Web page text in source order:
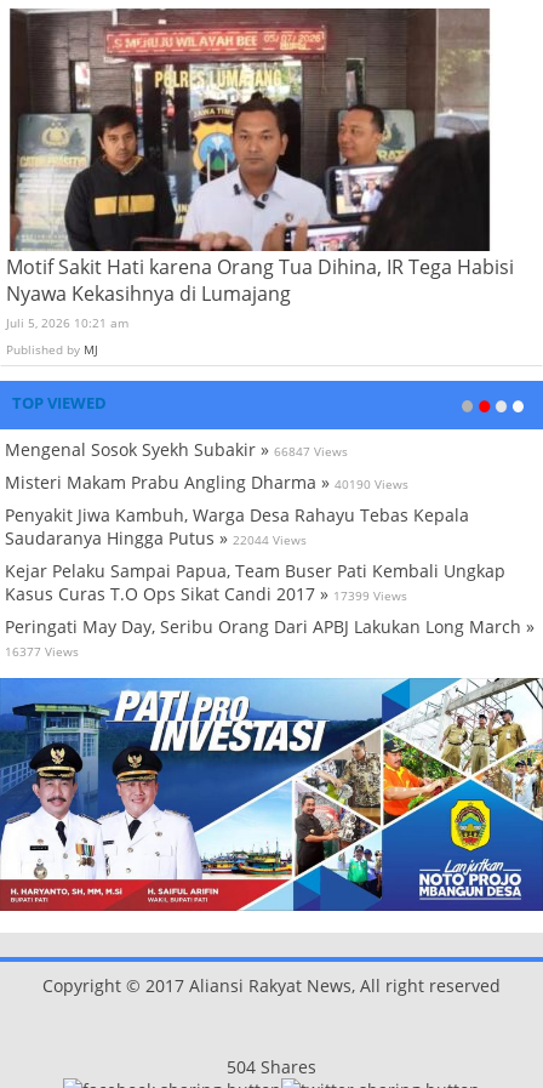
Motif Sakit Hati karena Orang Tua Dihina, IR Tega Habisi
Nyawa Kekasihnya di Lumajang
Juli 5, 2026 10:21 am
Published by MJ
TOP VIEWED
Mengenal Sosok Syekh Subakir » 66847 Views
Misteri Makam Prabu Angling Dharma » 40190 Views
Penyakit Jiwa Kambuh, Warga Desa Rahayu Tebas Kepala
Saudaranya Hingga Putus » 22044 Views
Kejar Pelaku Sampai Papua, Team Buser Pati Kembali Ungkap
Kasus Curas T.O Ops Sikat Candi 2017 » 17399 Views
Peringati May Day, Seribu Orang Dari APBJ Lakukan Long March »
16377 Views
Copyright © 2017 Aliansi Rakyat News, All right reserved
504 Shares